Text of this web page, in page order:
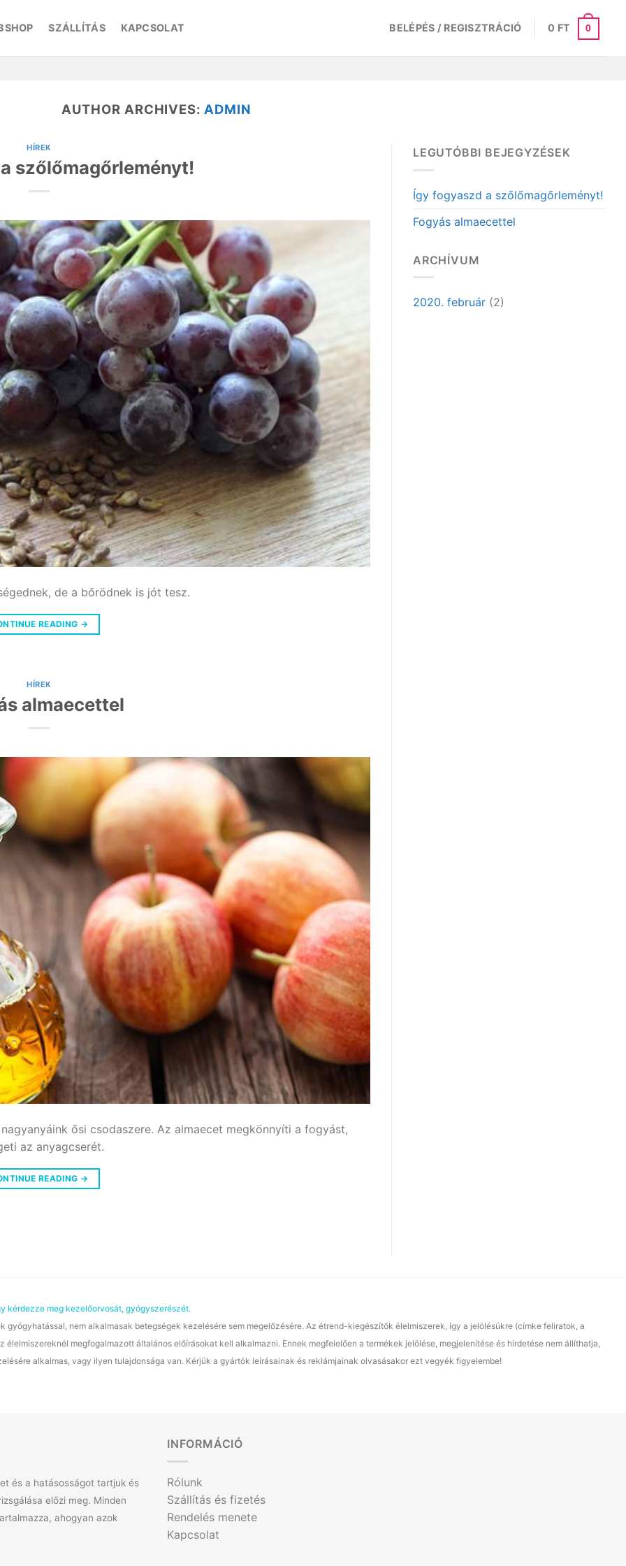
SZÁLLÍTÁS KAPCSOLAT BELÉPÉS / REGISZTRÁCIÓ 0 FT 0
AUTHOR ARCHIVES: ADMIN
HÍREK
szőlőmagőrleményt!
de a bőrödnek is jót tesz.
READING →
HÍREK
almaecettel
ősi csodaszere. Az almaecet megkönnyíti a fogyást,
az anyagcserét.
READING →
LEGUTÓBBI BEJEGYZÉSEK
Így fogyaszd a szőlőmagőrleményt!
Fogyás almaecettel
ARCHÍVUM
2020. február (2)
kérdezze meg kezelőorvosát, gyógyszerészét.
nem alkalmasak betegségek kezelésére sem megelőzésére. Az étrend-kiegészítők élelmiszerek, így a jelölésükre (címke feliratok, a
megfogalmazott általános előírásokat kell alkalmazni. Ennek megfelelően a termékek jelölése, megjelenítése és hirdetése nem állíthatja,
alkalmas, vagy ilyen tulajdonsága van. Kérjük a gyártók leírásainak és reklámjainak olvasásakor ezt vegyék figyelembe!
és a hatásosságot tartjuk és
előzi meg. Minden
ahogyan azok
INFORMÁCIÓ
Rólunk
Szállítás és fizetés
Rendelés menete
Kapcsolat